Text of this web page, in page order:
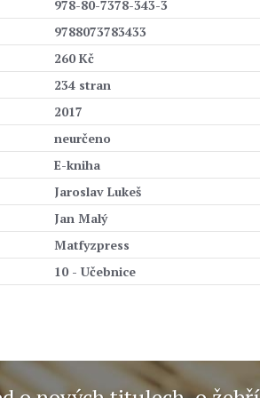
978-80-7378-343-3
9788073783433
260 Kč
234 stran
2017
neurčeno
E-kniha
Jaroslav Lukeš
Jan Malý
Matfyzpress
10 - Učebnice